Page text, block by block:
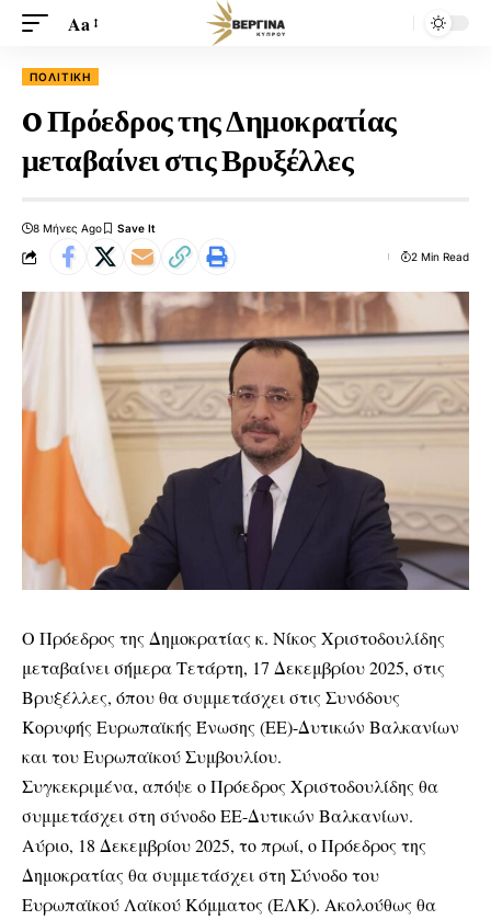
Aa
ΠΟΛΙΤΙΚΉ
O Πρόεδρος της Δημοκρατίας
μεταβαίνει στις Βρυξέλλες
8 Μήνες Ago
2 Min Read
Ο Πρόεδρος της Δημοκρατίας κ. Νίκος Χριστοδουλίδης
μεταβαίνει σήμερα Τετάρτη, 17 Δεκεμβρίου 2025, στις
Βρυξέλλες, όπου θα συμμετάσχει στις Συνόδους
Κορυφής Ευρωπαϊκής Ένωσης (ΕΕ)-Δυτικών Βαλκανίων
και του Ευρωπαϊκού Συμβουλίου.
Συγκεκριμένα, απόψε ο Πρόεδρος Χριστοδουλίδης θα
συμμετάσχει στη σύνοδο ΕΕ-Δυτικών Βαλκανίων.
Αύριο, 18 Δεκεμβρίου 2025, το πρωί, ο Πρόεδρος της
Δημοκρατίας θα συμμετάσχει στη Σύνοδο του
Ευρωπαϊκού Λαϊκού Κόμματος (ΕΛΚ). Ακολούθως θα